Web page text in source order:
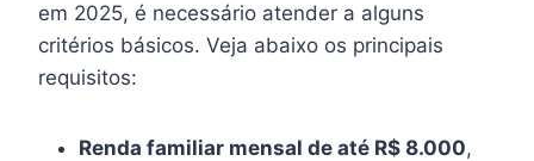
em 2025, é necessário atender a alguns
critérios básicos. Veja abaixo os principais
requisitos:
Renda familiar mensal de até R$ 8.000,